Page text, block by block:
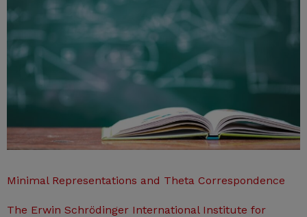
Minimal Representations and Theta Correspondence
The Erwin Schrödinger International Institute for